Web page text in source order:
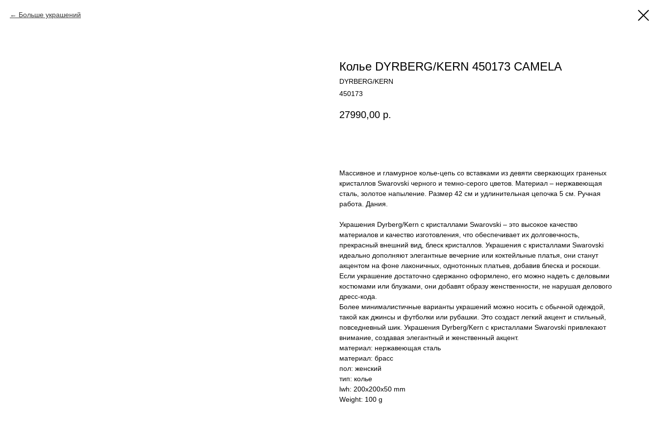
Больше украшений
Колье DYRBERG/KERN 450173 CAMELA
DYRBERG/KERN
450173
27990,00 р.
Массивное и гламурное колье-цепь со вставками из девяти сверкающих граненых
кристаллов Swarovski черного и темно-серого цветов. Материал – нержавеющая
сталь, золотое напыление. Размер 42 см и удлинительная цепочка 5 см. Ручная
работа. Дания.
Украшения Dyrberg/Kern с кристаллами Swarovski – это высокое качество
материалов и качество изготовления, что обеспечивает их долговечность,
прекрасный внешний вид, блеск кристаллов. Украшения с кристаллами Swarovski
идеально дополняют элегантные вечерние или коктейльные платья, они станут
акцентом на фоне лаконичных, однотонных платьев, добавив блеска и роскоши.
Если украшение достаточно сдержанно оформлено, его можно надеть с деловыми
костюмами или блузками, они добавят образу женственности, не нарушая делового
дресс-кода.
Более минималистичные варианты украшений можно носить с обычной одеждой,
такой как джинсы и футболки или рубашки. Это создаст легкий акцент и стильный,
повседневный шик. Украшения Dyrberg/Kern с кристаллами Swarovski привлекают
внимание, создавая элегантный и женственный акцент.
материал: нержавеющая сталь
материал: брасс
пол: женский
тип: колье
lwh: 200x200x50 mm
Weight: 100 g